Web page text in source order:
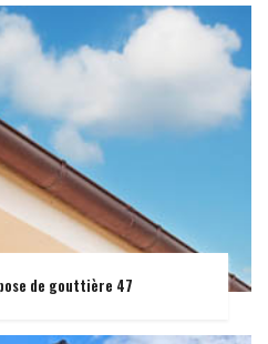
de gouttière 47